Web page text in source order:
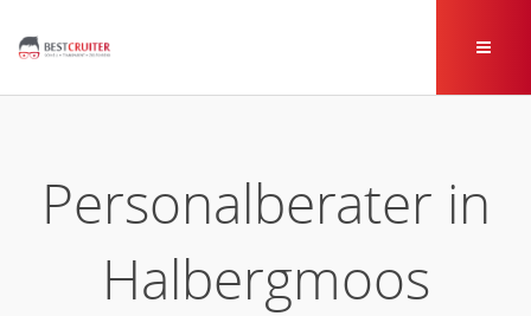
Personalberater in
Halbergmoos